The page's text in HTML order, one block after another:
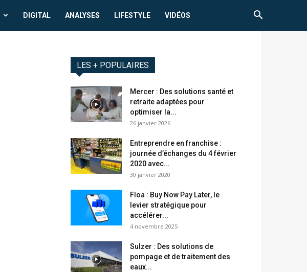
DIGITAL ANALYSES LIFESTYLE VIDÉOS
LES + POPULAIRES
Mercer : Des solutions santé et
retraite adaptées pour
optimiser la...
26 janvier 2026
Entreprendre en franchise :
journée d’échanges du 4 février
2020 avec...
30 janvier 2020
Floa : Buy Now Pay Later, le
levier stratégique pour
accélérer...
4 novembre 2025
Sulzer : Des solutions de
pompage et de traitement des
eaux...